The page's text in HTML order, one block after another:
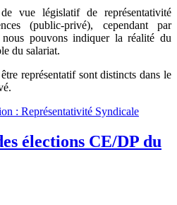
vue législatif de représentativité
(public-privé), cependant par
pouvons indiquer la réalité du
du salariat.
représentatif sont distincts dans le
: Représentativité Syndicale
élections CE/DP du